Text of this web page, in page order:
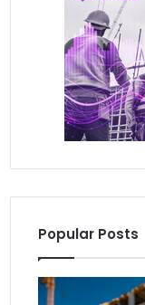
Popular Posts